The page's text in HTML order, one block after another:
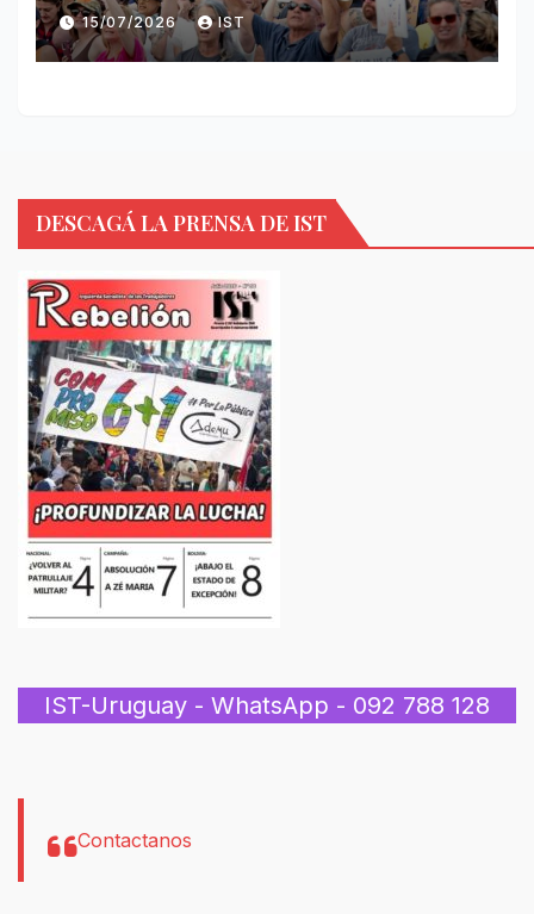
15/07/2026 IST
DESCAGÁ LA PRENSA DE IST
IST-Uruguay - WhatsApp - 092 788 128
Contactanos